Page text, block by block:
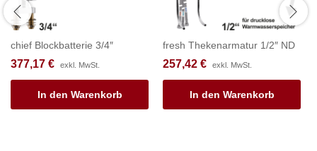
chief Blockbatterie 3/4″
377,17 € exkl. MwSt.
In den Warenkorb
fresh Thekenarmatur 1/2″ ND
257,42 € exkl. MwSt.
In den Warenkorb